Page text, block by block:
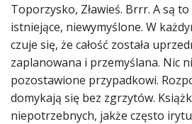
Toporzysko, Zławieś. Brrr. A są
istniejące, niewymyślone. W
czuje się, że całość została
zaplanowana i przemyślana. Nic
pozostawione przypadkowi.
domykają się bez zgrzytów.
niepotrzebnych, jakże często